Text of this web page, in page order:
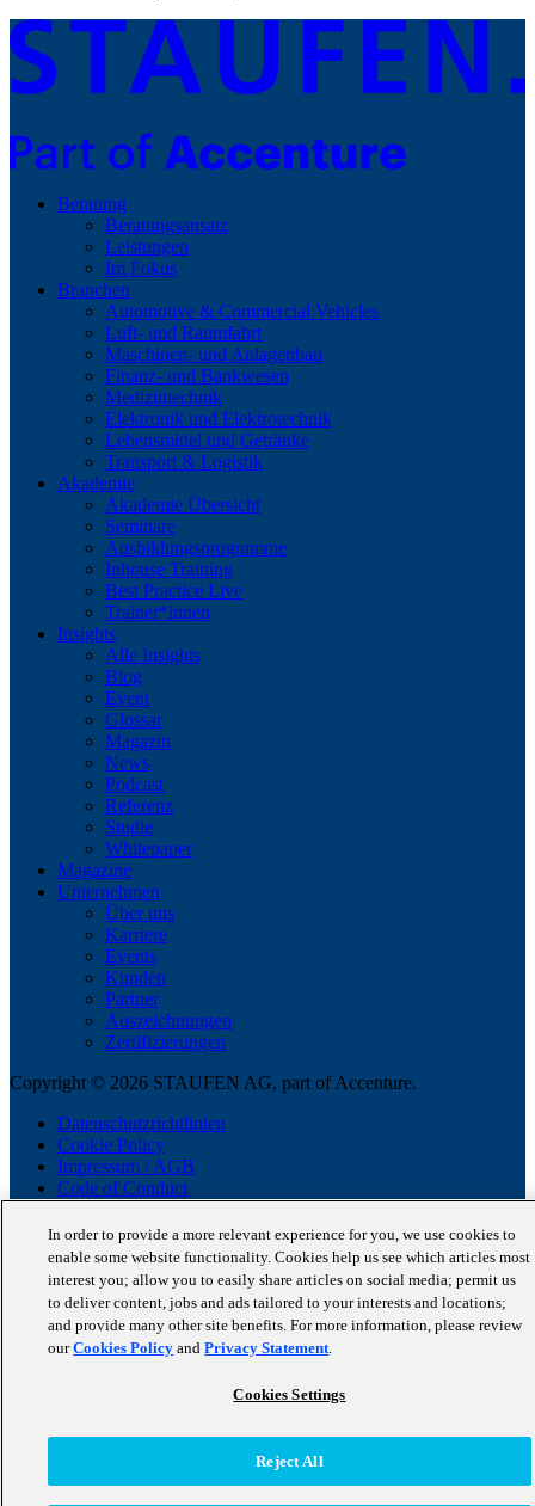
Beratung
Beratungsansatz
Leistungen
Im Fokus
Branchen
Automotive & Commercial Vehicles
Luft- und Raumfahrt
Maschinen- und Anlagenbau
Finanz- und Bankwesen
Medizintechnik
Elektronik und Elektrotechnik
Lebensmittel und Getränke
Transport & Logistik
Akademie
Akademie Übersicht
Seminare
Ausbildungsprogramme
Inhouse Training
Best Practice Live
Trainer*innen
Insights
Alle Insights
Blog
Event
Glossar
Magazin
News
Podcast
Referenz
Studie
Whitepaper
Magazine
Unternehmen
Über uns
Karriere
Events
Kunden
Partner
Auszeichnungen
Zertifizierungen
Copyright © 2026 STAUFEN AG, part of Accenture.
Datenschutzrichtlinien
Cookie Policy
Impressum / AGB
Code of Conduct
In order to provide a more relevant experience for you, we use cookies to
enable some website functionality. Cookies help us see which articles most
interest you; allow you to easily share articles on social media; permit us
to deliver content, jobs and ads tailored to your interests and locations;
and provide many other site benefits. For more information, please review
ourCookies Policy andPrivacy Statement.
Cookies Settings
Reject All